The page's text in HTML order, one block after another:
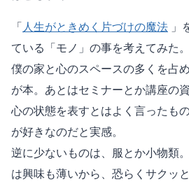
「人生がときめく片づけの魔法 」
ている「モノ」の事を考えてみた。
僕の家と心のスペースの多くを占
が本。あとはセミナーとか講座の
心の状態を表すとはよく言ったも
が好きなのだと実感。
逆に少ないものは、服とか小物類
は興味も薄いから、恐らくサクッ